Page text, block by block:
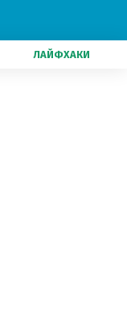
ЛАЙФХАКИ